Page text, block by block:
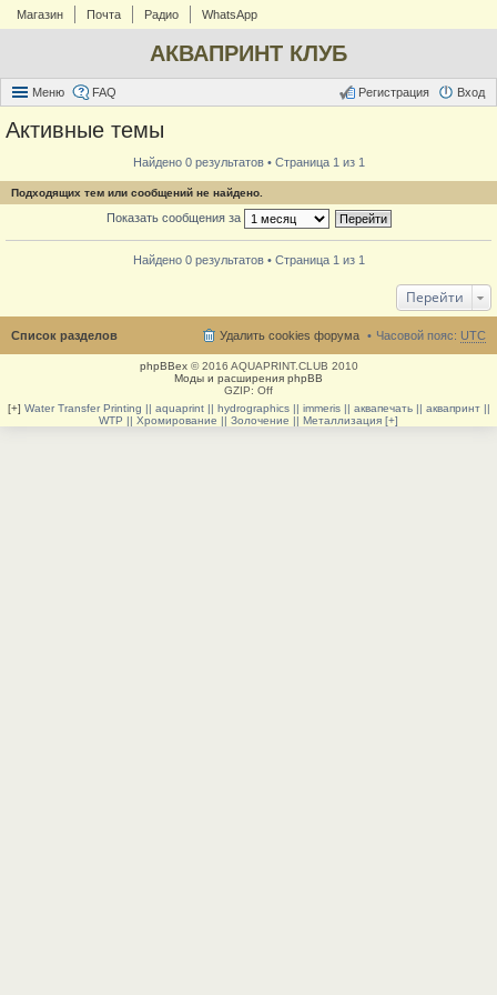
Магазин Почта Радио WhatsApp
АКВАПРИНТ КЛУБ
Меню FAQ Вход
Регистрация
Активные темы
Найдено 0 результатов • Страница 1 из 1
Подходящих тем или сообщений не найдено.
Показать сообщения за
Найдено 0 результатов • Страница 1 из 1
Перейти
Список разделов Часовой пояс: UTC
Удалить cookies форума
phpBBex© 2016 AQUAPRINT.CLUB 2010
Моды и расширения phpBB
GZIP: Off
[+] Water Transfer Printing || aquaprint || hydrographics || immeris || аквапечать || аквапринт ||
WTP || Хромирование || Золочение || Металлизация [+]